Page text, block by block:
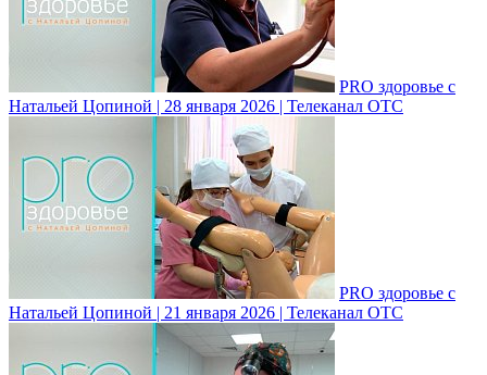
PRO здоровье с
Натальей Цопиной | 28 января 2026 | Телеканал ОТС
PRO здоровье с
Натальей Цопиной | 21 января 2026 | Телеканал ОТС